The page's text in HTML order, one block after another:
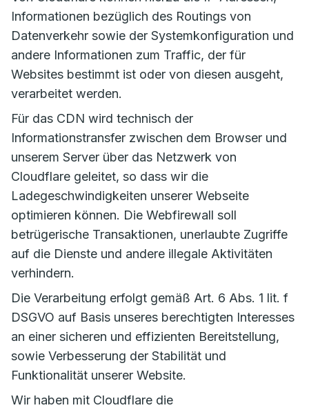
Informationen bezüglich des Routings von
Datenverkehr sowie der Systemkonfiguration und
andere Informationen zum Traffic, der für
Websites bestimmt ist oder von diesen ausgeht,
verarbeitet werden.
Für das CDN wird technisch der
Informationstransfer zwischen dem Browser und
unserem Server über das Netzwerk von
Cloudflare geleitet, so dass wir die
Ladegeschwindigkeiten unserer Webseite
optimieren können. Die Webfirewall soll
betrügerische Transaktionen, unerlaubte Zugriffe
auf die Dienste und andere illegale Aktivitäten
verhindern.
Die Verarbeitung erfolgt gemäß Art. 6 Abs. 1 lit. f
DSGVO auf Basis unseres berechtigten Interesses
an einer sicheren und effizienten Bereitstellung,
sowie Verbesserung der Stabilität und
Funktionalität unserer Website.
Wir haben mit Cloudflare die